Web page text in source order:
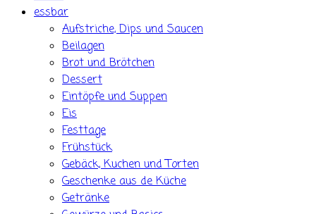
essbar
Aufstriche, Dips und Saucen
Beilagen
Brot und Brötchen
Dessert
Eintöpfe und Suppen
Eis
Festtage
Frühstück
Gebäck, Kuchen und Torten
Geschenke aus de Küche
Getränke